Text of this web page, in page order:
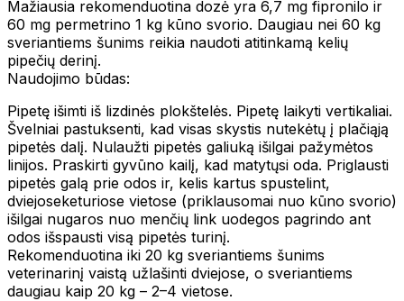
Mažiausia rekomenduotina dozė yra 6,7 mg fipronilo ir
60 mg permetrino 1 kg kūno svorio. Daugiau nei 60 kg
sveriantiems šunims reikia naudoti atitinkamą kelių
pipečių derinį.
Naudojimo būdas:
Pipetę išimti iš lizdinės plokštelės. Pipetę laikyti vertikaliai.
Švelniai pastuksenti, kad visas skystis nutekėtų į plačiąją
pipetės dalį. Nulaužti pipetės galiuką išilgai pažymėtos
linijos. Praskirti gyvūno kailį, kad matytųsi oda. Priglausti
pipetės galą prie odos ir, kelis kartus spustelint,
dviejoseketuriose vietose (priklausomai nuo kūno svorio)
išilgai nugaros nuo menčių link uodegos pagrindo ant
odos išspausti visą pipetės turinį.
Rekomenduotina iki 20 kg sveriantiems šunims
veterinarinį vaistą užlašinti dviejose, o sveriantiems
daugiau kaip 20 kg – 2–4 vietose.